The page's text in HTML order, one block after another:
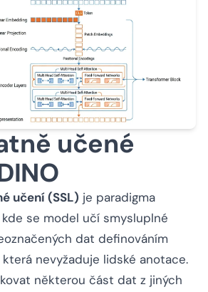
učené
učení (SSL) je paradigma
se model učí smysluplné
dat definováním
nevyžaduje lidské anotace.
některou část dat z jiných